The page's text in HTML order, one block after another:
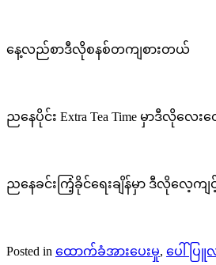
နေ့လည်စာဒီလိုစနစ်တကျစားတယ်
ညနေပိုင်း Extra Tea Time မှာဒီလိုလေးတွ
ညနေခင်းကြံ့ခိုင်ရေးချိန်မှာ ဒီလိုလေ့က
Posted in ထောက်ခံအားပေးမှု, ပေါ်ပြူ